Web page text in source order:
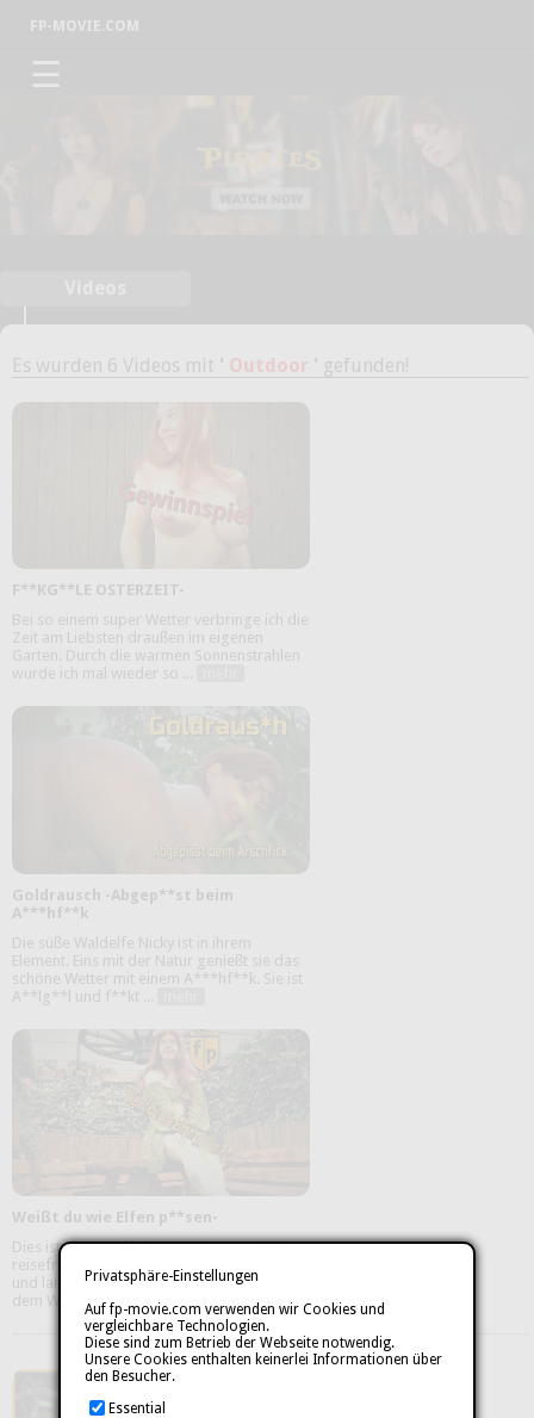
FP-MOVIE.COM
☰
Privatsphäre-Einstellungen
Auf fp-movie.com verwenden wir Cookies und
vergleichbare Technologien.
Diese sind zum Betrieb der Webseite notwendig.
Unsere Cookies enthalten keinerlei Informationen über
den Besucher.
Essential
Es wurden 6 Videos mit ' Outdoor ' gefunden!
F**KG**LE OSTERZEIT-
Bei so einem super Wetter verbringe ich die
Zeit am Liebsten draußen im eigenen
Garten. Durch die warmen Sonnenstrahlen
wurde ich mal wieder so ...
Goldrausch -Abgep**st beim
A***hf**k
Die süße Waldelfe Nicky ist in ihrem
Element. Eins mit der Natur genießt sie das
schöne Wetter mit einem A***hf**k. Sie ist
A**lg**l und f**kt ...
Weißt du wie Elfen p**sen-
Dies ist die Geschichte von Shannarah. Eine
reisefreudige echte Elfin, mit g**len Kurven
und langem roten Haar. Sie ist gerade auf
dem Weg nach ...
mehr